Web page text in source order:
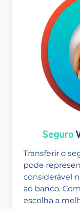
Seguro
Transferir o
pode
considerável
ao banco.
escolha a